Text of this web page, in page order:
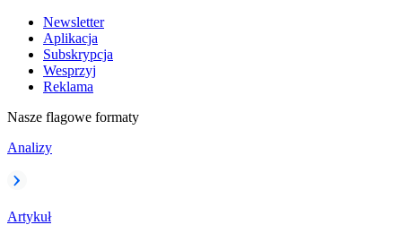
Newsletter
Aplikacja
Subskrypcja
Wesprzyj
Reklama
Nasze flagowe formaty
Analizy
Artykuł